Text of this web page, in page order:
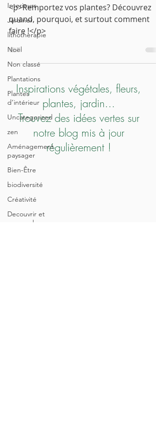
Interieurs
Jardiner
lithotherapie
Noël
Non classé
Plantations
Plantes
d’intérieur
Uncategorized
zen
Aménagement
paysager
Bien-Être
biodiversité
Créativité
Decouvrir et
apprendre
<p>Remportez vos plantes? Découvrez
quand, pourquoi, et surtout comment
faire !</p>
Inspirations végétales, fleurs,
plantes, jardin...
Trouvez des idées vertes sur
notre blog mis à jour
régulièrement !
<!-- Google Tag Manager --><script>
[];w[l].push({'gtm.start':new
Date().getTime(),event:'gtm.js'});var
f=d.getElementsByTagName(s)
[0],j=d.createElement(s),dl=l!='dataLayer'?'&l='+